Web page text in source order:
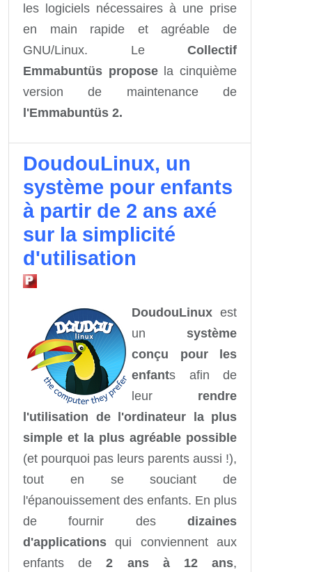
les logiciels nécessaires à une prise
en main rapide et agréable de
GNU/Linux. Le Collectif
Emmabuntüs proposela cinquième
version de maintenance de
l'Emmabuntüs 2.
DoudouLinux, un
système pour enfants
à partir de 2 ans axé
sur la simplicité
d'utilisation
DoudouLinux est
un système
conçu pour les
enfants afin de
leur rendre
l'utilisation de l'ordinateur la plus
simple et la plus agréable possible
(et pourquoi pas leurs parents aussi !),
tout en se souciant de
l'épanouissement des enfants. En plus
de fournir des dizaines
d'applications qui conviennent aux
enfants de 2 ans à 12 ans,